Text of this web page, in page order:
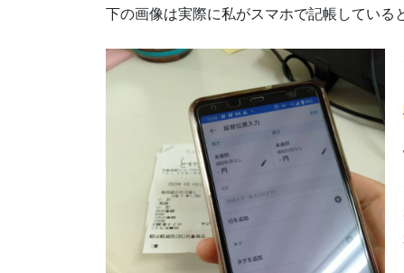
下の画像は実際に私がスマホで記帳している